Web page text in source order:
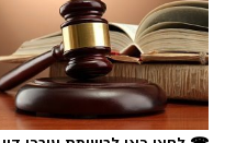
לרפואה משפטית.
​אתמול, בהתאם
אמיר כהן, הועברה
תחנת דימונה במחוז
תגים:משטרה